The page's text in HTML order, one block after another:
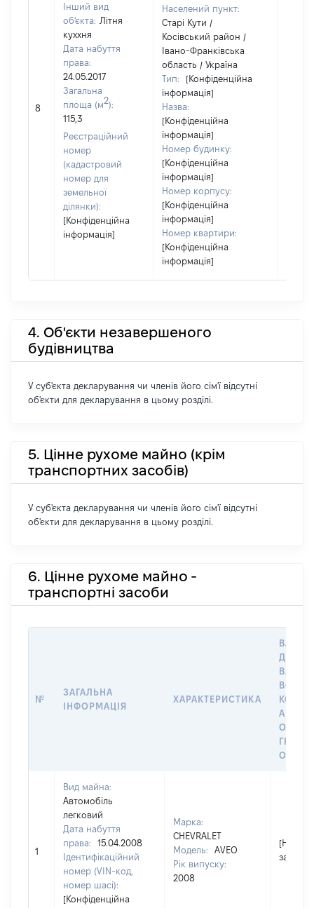
8
Інший вид
об'єкта: Літня
куххня
Дата набуття
права:
24.05.2017
Загальна
площа (м2):
115,3
Реєстраційний
номер
(кадастровий
номер для
земельної
ділянки):
[Конфіденційна
інформація]
Населений пункт:
Старі Кути /
Косівський район /
Івано-Франківська
область / Україна
Тип:
[Конфіденційна
інформація]
Назва:
[Конфіденційна
інформація]
Номер будинку:
[Конфіденційна
інформація]
Номер корпусу:
[Конфіденційна
інформація]
Номер квартири:
[Конфіденційна
інформація]
4. Об'єкти незавершеного
будівництва
У суб'єкта декларування чи членів його сім'ї відсутні
об'єкти для декларування в цьому розділі.
5. Цінне рухоме майно (крім
транспортних засобів)
У суб'єкта декларування чи членів його сім'ї відсутні
об'єкти для декларування в цьому розділі.
6. Цінне рухоме майно -
транспортні засоби
№
ЗАГАЛЬНА
ІНФОРМАЦІЯ
ХАРАКТЕРИСТИКА
ДАТУ
АБО
1
Вид майна:
Автомобіль
легковий
Дата набуття
права:
15.04.2008
Ідентифікаційний
номер (VIN-код,
номер шасі):
[Конфіденційна
Марка:
CHEVRALET
Модель:
AVEO
Рік випуску:
2008
[Не